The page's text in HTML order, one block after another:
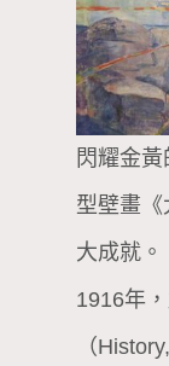
閃耀金
型壁畫
大成就。
1916年
（